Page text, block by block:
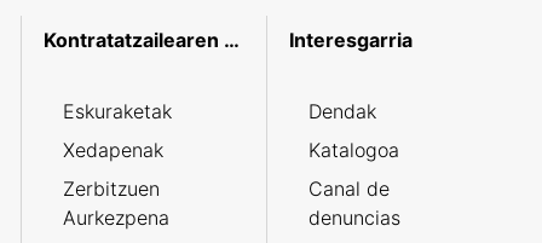
Kontratatzailearen profila
Eskuraketak
Xedapenak
Zerbitzuen
Aurkezpena
Interesgarria
Dendak
Katalogoa
Canal de
denuncias